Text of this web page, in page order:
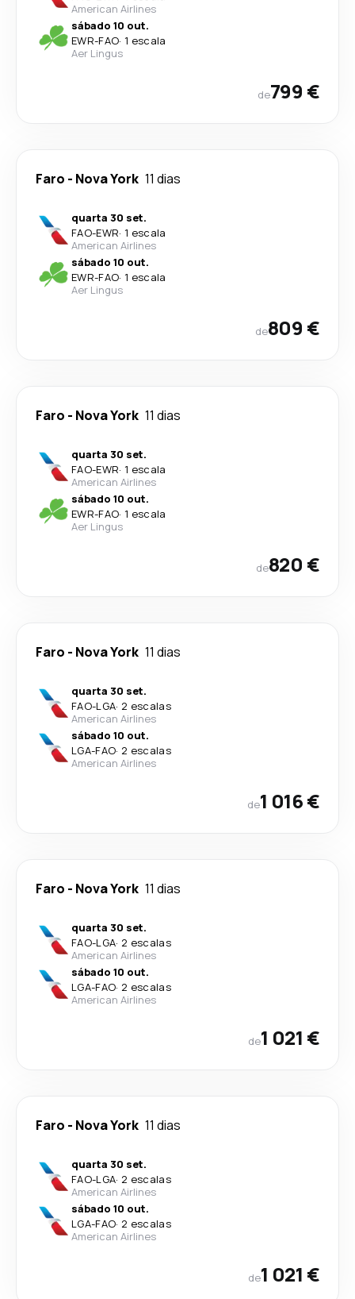
American Airlines
sábado 10 out.
EWR-FAO· 1 escala
Aer Lingus
de799 €
Faro - Nova York 11 dias
quarta 30 set.
FAO-EWR· 1 escala
American Airlines
sábado 10 out.
EWR-FAO· 1 escala
Aer Lingus
de809 €
Faro - Nova York 11 dias
quarta 30 set.
FAO-EWR· 1 escala
American Airlines
sábado 10 out.
EWR-FAO· 1 escala
Aer Lingus
de820 €
Faro - Nova York 11 dias
quarta 30 set.
FAO-LGA· 2 escalas
American Airlines
sábado 10 out.
LGA-FAO· 2 escalas
American Airlines
de1 016 €
Faro - Nova York 11 dias
quarta 30 set.
FAO-LGA· 2 escalas
American Airlines
sábado 10 out.
LGA-FAO· 2 escalas
American Airlines
de1 021 €
Faro - Nova York 11 dias
quarta 30 set.
FAO-LGA· 2 escalas
American Airlines
sábado 10 out.
LGA-FAO· 2 escalas
American Airlines
de1 021 €